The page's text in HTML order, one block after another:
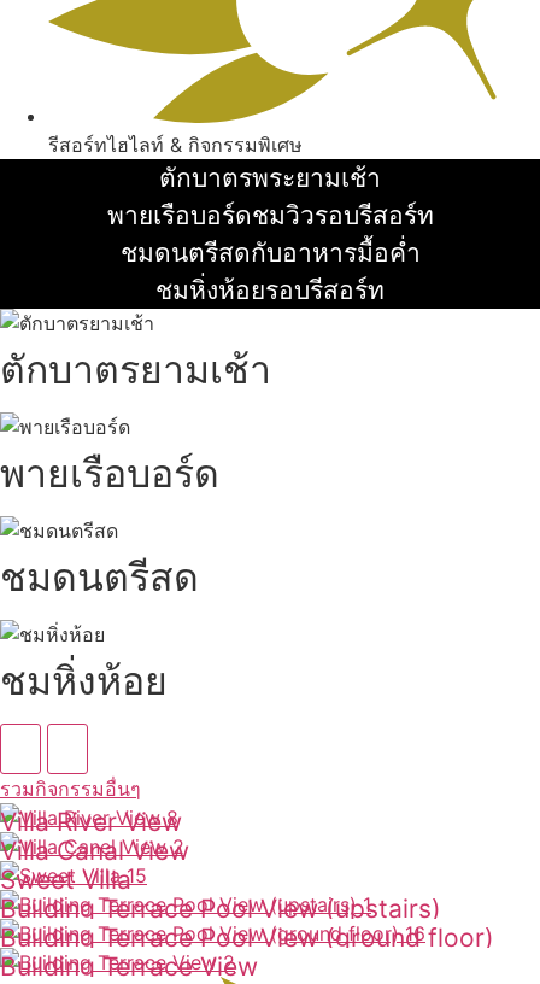
รีสอร์ทไฮไลท์ & กิจกรรมพิเศษ
ตักบาตรพระยามเช้า
อ่านเพิ่ม
พายเรือบอร์ดชมวิวรอบรีสอร์ท
อ่านเพิ่ม
ชมดนตรีสดกับอาหารมื้อค่ำ
อ่านเพิ่ม
ชมหิ่งห้อยรอบรีสอร์ท
ตักบาตรยามเช้า
พายเรือบอร์ด
ชมดนตรีสด
ชมหิ่งห้อย
รวมกิจกรรมอื่นๆ
Villa River View
ดูเพิ่มเติม
Villa Canal View
ดูเพิ่มเติม
Sweet Villa
ดูเพิ่มเติม
Building Terrace Pool View (upstairs)
ดูเพิ่มเติม
Building Terrace Pool View (ground floor)
ดูเพิ่มเติม
Building Terrace View